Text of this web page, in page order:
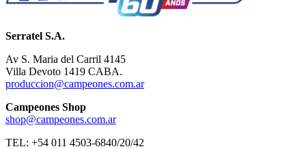
Serratel S.A.
Av S. Maria del Carril 4145
Villa Devoto 1419 CABA.
produccion@campeones.com.ar
Campeones Shop
shop@campeones.com.ar
TEL: +54 011 4503-6840/20/42